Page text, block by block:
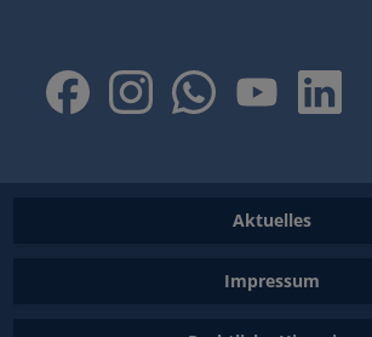
Aktuelles
Impressum